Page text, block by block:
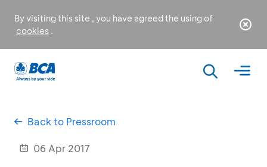
By visiting this site , you have agreed the using of
cookies .
Back to Pressroom
06 Apr 2017